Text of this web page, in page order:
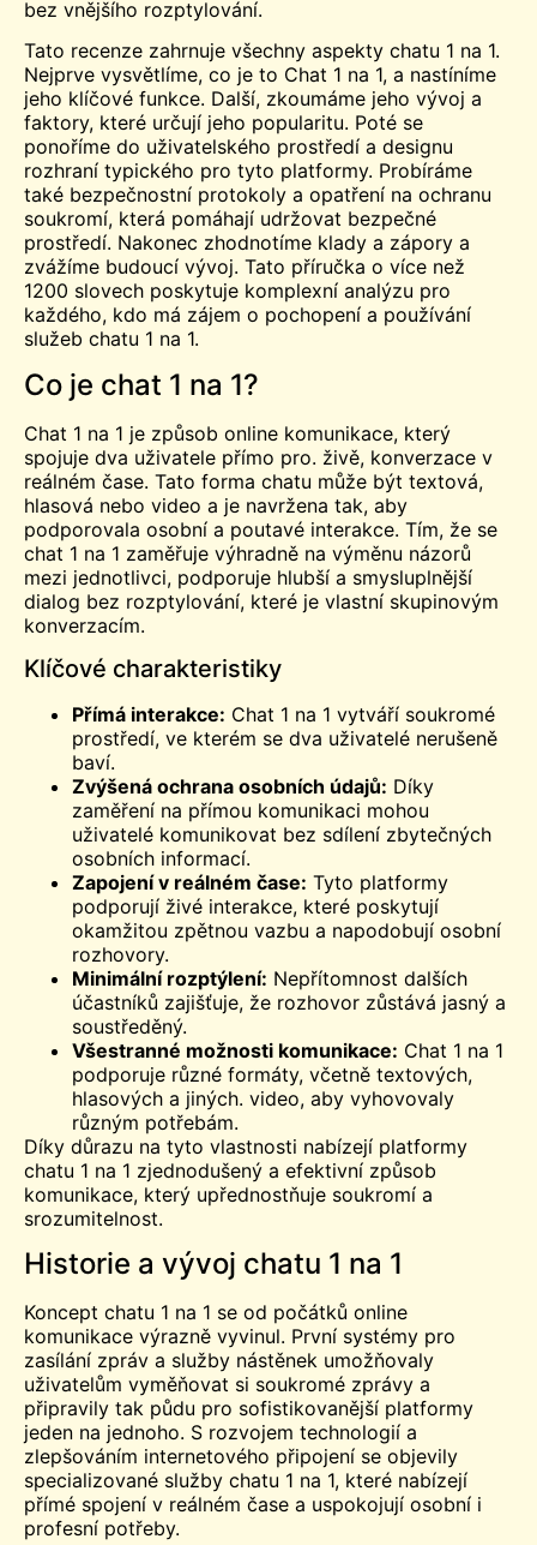
bez vnějšího rozptylování.
Tato recenze zahrnuje všechny aspekty chatu 1 na 1.
Nejprve vysvětlíme, co je to Chat 1 na 1, a nastíníme
jeho klíčové funkce. Další, zkoumáme jeho vývoj a
faktory, které určují jeho popularitu. Poté se
ponoříme do uživatelského prostředí a designu
rozhraní typického pro tyto platformy. Probíráme
také bezpečnostní protokoly a opatření na ochranu
soukromí, která pomáhají udržovat bezpečné
prostředí. Nakonec zhodnotíme klady a zápory a
zvážíme budoucí vývoj. Tato příručka o více než
1200 slovech poskytuje komplexní analýzu pro
každého, kdo má zájem o pochopení a používání
služeb chatu 1 na 1.
Co je chat 1 na 1?
Chat 1 na 1 je způsob online komunikace, který
spojuje dva uživatele přímo pro. živě, konverzace v
reálném čase. Tato forma chatu může být textová,
hlasová nebo video a je navržena tak, aby
podporovala osobní a poutavé interakce. Tím, že se
chat 1 na 1 zaměřuje výhradně na výměnu názorů
mezi jednotlivci, podporuje hlubší a smysluplnější
dialog bez rozptylování, které je vlastní skupinovým
konverzacím.
Klíčové charakteristiky
Přímá interakce: Chat 1 na 1 vytváří soukromé
prostředí, ve kterém se dva uživatelé nerušeně
baví.
Zvýšená ochrana osobních údajů: Díky
zaměření na přímou komunikaci mohou
uživatelé komunikovat bez sdílení zbytečných
osobních informací.
Zapojení v reálném čase: Tyto platformy
podporují živé interakce, které poskytují
okamžitou zpětnou vazbu a napodobují osobní
rozhovory.
Minimální rozptýlení: Nepřítomnost dalších
účastníků zajišťuje, že rozhovor zůstává jasný a
soustředěný.
Všestranné možnosti komunikace: Chat 1 na 1
podporuje různé formáty, včetně textových,
hlasových a jiných. video, aby vyhovovaly
různým potřebám.
Díky důrazu na tyto vlastnosti nabízejí platformy
chatu 1 na 1 zjednodušený a efektivní způsob
komunikace, který upřednostňuje soukromí a
srozumitelnost.
Historie a vývoj chatu 1 na 1
Koncept chatu 1 na 1 se od počátků online
komunikace výrazně vyvinul. První systémy pro
zasílání zpráv a služby nástěnek umožňovaly
uživatelům vyměňovat si soukromé zprávy a
připravily tak půdu pro sofistikovanější platformy
jeden na jednoho. S rozvojem technologií a
zlepšováním internetového připojení se objevily
specializované služby chatu 1 na 1, které nabízejí
přímé spojení v reálném čase a uspokojují osobní i
profesní potřeby.